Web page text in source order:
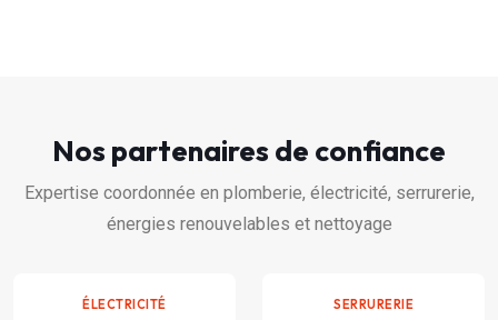
Nos partenaires de confiance
Expertise coordonnée en plomberie, électricité, serrurerie,
énergies renouvelables et nettoyage
ÉLECTRICITÉ SERRURERIE